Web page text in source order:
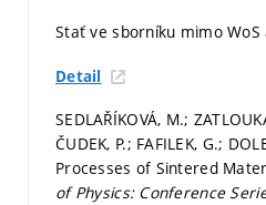
Stať ve sborníku mimo WoS
Detail
SEDLAŘÍKOVÁ, M.;
ČUDEK, P.; FAFILEK, G.;
Processes of Sintered
of Physics: Conference